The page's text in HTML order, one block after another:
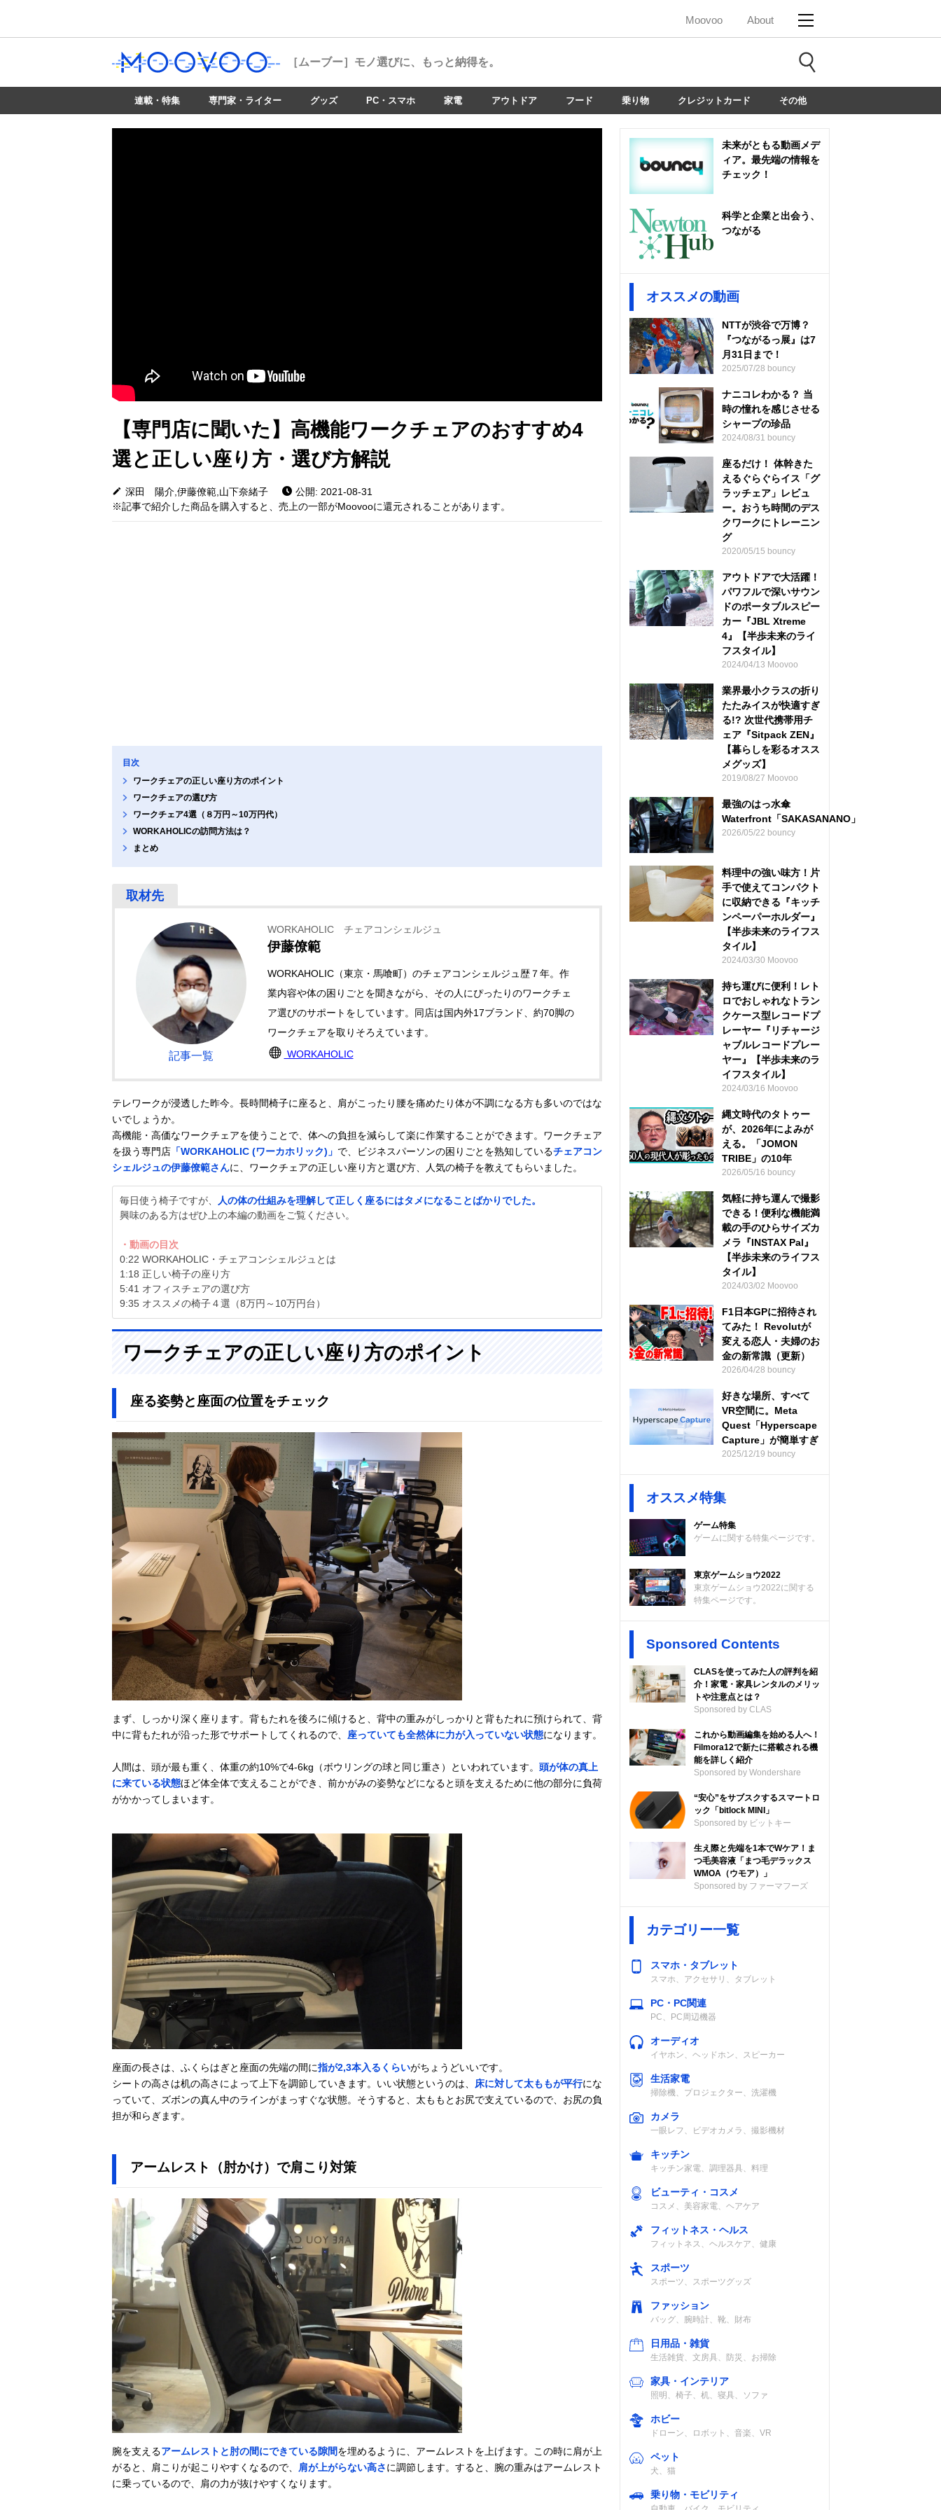
Moovoo About
［ムーブー］ モノ選びに、もっと納得を。
連載・特集 専門家・ライター グッズ PC・スマホ 家電 アウトドア フード 乗り物 クレジットカード その他
【専門店に聞いた】高機能ワークチェアのおすすめ4
選と正しい座り方・選び方解説
深田 陽介,伊藤僚範,山下奈緒子
公開: 2021-08-31
※記事で紹介した商品を購入すると、売上の一部がMoovooに還元されることがあります。
目次
ワークチェアの正しい座り方のポイント
ワークチェアの選び方
ワークチェア4選（８万円～10万円代）
WORKAHOLICの訪問方法は？
まとめ
記事一覧
WORKAHOLIC チェアコンシェルジュ
伊藤僚範
WORKAHOLIC（東京・馬喰町）のチェアコンシェルジュ歴７年。作
業内容や体の困りごとを聞きながら、その人にぴったりのワークチェ
ア選びのサポートをしています。同店は国内外17ブランド、約70脚の
ワークチェアを取りそろえています。
WORKAHOLIC
テレワークが浸透した昨今。長時間椅子に座ると、肩がこったり腰を痛めたり体が不調になる方も多いのではな
いでしょうか。
高機能・高価なワークチェアを使うことで、体への負担を減らして楽に作業することができます。ワークチェア
を扱う専門店「WORKAHOLIC (ワーカホリック)」 で、ビジネスパーソンの困りごとを熟知しているチェアコン
シェルジュの伊藤僚範さんに、ワークチェアの正しい座り方と選び方、人気の椅子を教えてもらいました。
毎日使う椅子ですが、
人の体の仕組みを理解して正しく座るにはタメになることばかりでした。
興味のある方はぜひ上の本編の動画をご覧ください。
・動画の目次
0:22 WORKAHOLIC・チェアコンシェルジュとは
1:18 正しい椅子の座り方
5:41 オフィスチェアの選び方
9:35 オススメの椅子４選（8万円～10万円台）
ワークチェアの正しい座り方のポイント
座る姿勢と座面の位置をチェック
まず、しっかり深く座ります。背もたれを後ろに傾けると、背中の重みがしっかりと背もたれに預けられて、背
中に背もたれが沿った形でサポートしてくれるので、 座っていても全然体に力が入っていない状態になります。
人間は、頭が最も重く、体重の約10%で4-6kg（ボウリングの球と同じ重さ）といわれています。 頭が体の真上
に来ている状態ほど体全体で支えることができ、前かがみの姿勢などになると頭を支えるために他の部分に負荷
がかかってしまいます。
座面の長さは、ふくらはぎと座面の先端の間に指が2,3本入るくらいがちょうどいいです。
シートの高さは机の高さによって上下を調節していきます。いい状態というのは、 床に対して太ももが平行にな
っていて、ズボンの真ん中のラインがまっすぐな状態。そうすると、太ももとお尻で支えているので、お尻の負
担が和らぎます。
アームレスト（肘かけ）で肩こり対策
腕を支えるアームレストと肘の間にできている隙間を埋めるように、アームレストを上げます。この時に肩が上
がると、肩こりが起こりやすくなるので、
肩が上がらない高さに調節します。すると、腕の重みはアームレスト
に乗っているので、肩の力が抜けやすくなります。
未来がともる動画メデ
ィア。最先端の情報を
チェック！
科学と企業と出会う、
つながる
オススメの動画
NTTが渋谷で万博？
『つながるっ展』は7
月31日まで！
2025/07/28 bouncy
ナニコレわかる？ 当
時の憧れを感じさせる
シャープの珍品
2024/08/31 bouncy
座るだけ！ 体幹きた
えるぐらぐらイス「グ
ラッチェア」レビュ
ー。おうち時間のデス
クワークにトレーニン
グ
2020/05/15 bouncy
アウトドアで大活躍！
パワフルで深いサウン
ドのポータブルスピー
カー『JBL Xtreme
4』【半歩未来のライ
フスタイル】
2024/04/13 Moovoo
業界最小クラスの折り
たたみイスが快適すぎ
る!? 次世代携帯用チ
ェア『Sitpack ZEN』
【暮らしを彩るオスス
メグッズ】
2019/08/27 Moovoo
最強のはっ水傘
Waterfront「SAKASANANO」
2026/05/22 bouncy
料理中の強い味方！片
手で使えてコンパクト
に収納できる『キッチ
ンペーパーホルダー』
【半歩未来のライフス
タイル】
2024/03/30 Moovoo
持ち運びに便利！レト
ロでおしゃれなトラン
クケース型レコードプ
レーヤー『リチャージ
ャブルレコードプレー
ヤー』【半歩未来のラ
イフスタイル】
2024/03/16 Moovoo
縄文時代のタトゥー
が、2026年によみが
える。「JOMON
TRIBE」の10年
2026/05/16 bouncy
気軽に持ち運んで撮影
できる！便利な機能満
載の手のひらサイズカ
メラ『INSTAX Pal』
【半歩未来のライフス
タイル】
2024/03/02 Moovoo
F1日本GPに招待され
てみた！ Revolutが
変える恋人・夫婦のお
金の新常識（更新）
2026/04/28 bouncy
好きな場所、すべて
VR空間に。Meta
Quest「Hyperscape
Capture」が簡単すぎ
2025/12/19 bouncy
オススメ特集
ゲーム特集
ゲームに関する特集ページです。
東京ゲームショウ2022
東京ゲームショウ2022に関する
特集ページです。
Sponsored Contents
CLASを使ってみた人の評判を紹
介！家電・家具レンタルのメリッ
トや注意点とは？
Sponsored by CLAS
これから動画編集を始める人へ！
Filmora12で新たに搭載される機
能を詳しく紹介
Sponsored by Wondershare
“安心”をサブスクするスマートロ
ック「bitlock MINI」
Sponsored by ビットキー
生え際と先端を1本でWケア！ま
つ毛美容液「まつ毛デラックス
WMOA（ウモア）」
Sponsored by ファーマフーズ
カテゴリー一覧
スマホ・タブレット
スマホ、アクセサリ、タブレット
PC・PC関連
PC、PC周辺機器
オーディオ
イヤホン、ヘッドホン、スピーカー
生活家電
掃除機、プロジェクター、洗濯機
カメラ
一眼レフ、ビデオカメラ、撮影機材
キッチン
キッチン家電、調理器具、料理
ビューティ・コスメ
コスメ、美容家電、ヘアケア
フィットネス・ヘルス
フィットネス、ヘルスケア、健康
スポーツ
スポーツ、スポーツグッズ
ファッション
バッグ、腕時計、靴、財布
日用品・雑貨
生活雑貨、文房具、防災、お掃除
家具・インテリア
照明、椅子、机、寝具、ソファ
ホビー
ドローン、ロボット、音楽、VR
ペット
犬、猫
乗り物・モビリティ